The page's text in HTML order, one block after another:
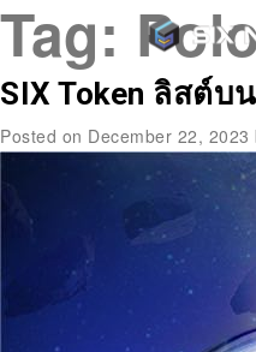
Tag:
SIX Token ลิสต์บ
Posted on December 22, 2023